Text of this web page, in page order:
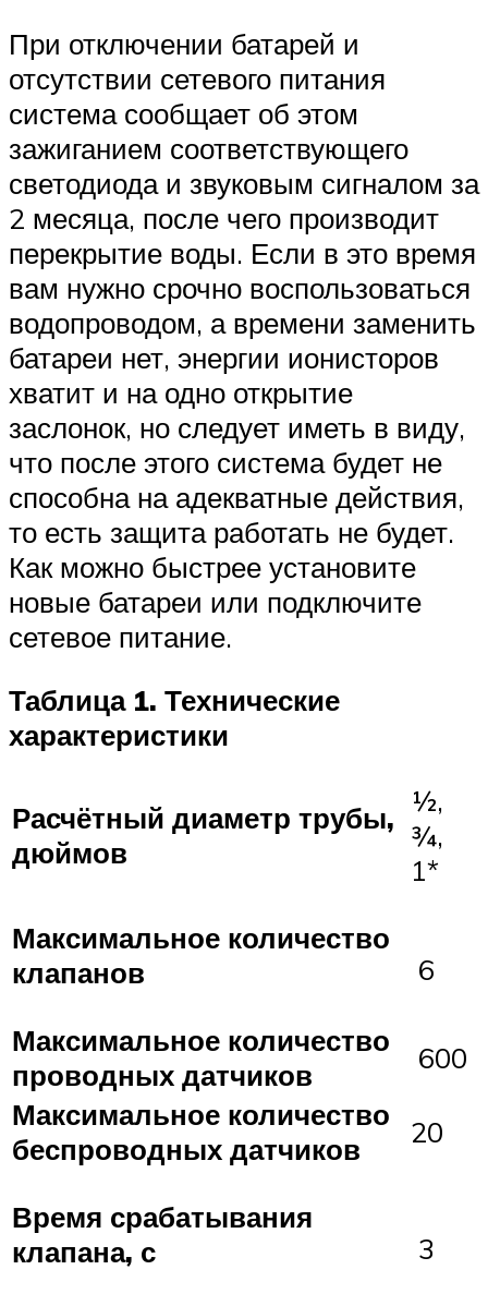
При отключении батарей и
отсутствии сетевого питания
система сообщает об этом
зажиганием соответствующего
светодиода и звуковым сигналом за
2 месяца, после чего производит
перекрытие воды. Если в это время
вам нужно срочно воспользоваться
водопроводом, а времени заменить
батареи нет, энергии ионисторов
хватит и на одно открытие
заслонок, но следует иметь в виду,
что после этого система будет не
способна на адекватные действия,
то есть защита работать не будет.
Как можно быстрее установите
новые батареи или подключите
сетевое питание.
Таблица 1. Технические
характеристики
Расчётный диаметр трубы,
дюймов
½,
¾,
1*
Максимальное количество
клапанов
6
Максимальное количество
проводных датчиков
600
Максимальное количество
беспроводных датчиков
20
Время срабатывания
клапана, с
3